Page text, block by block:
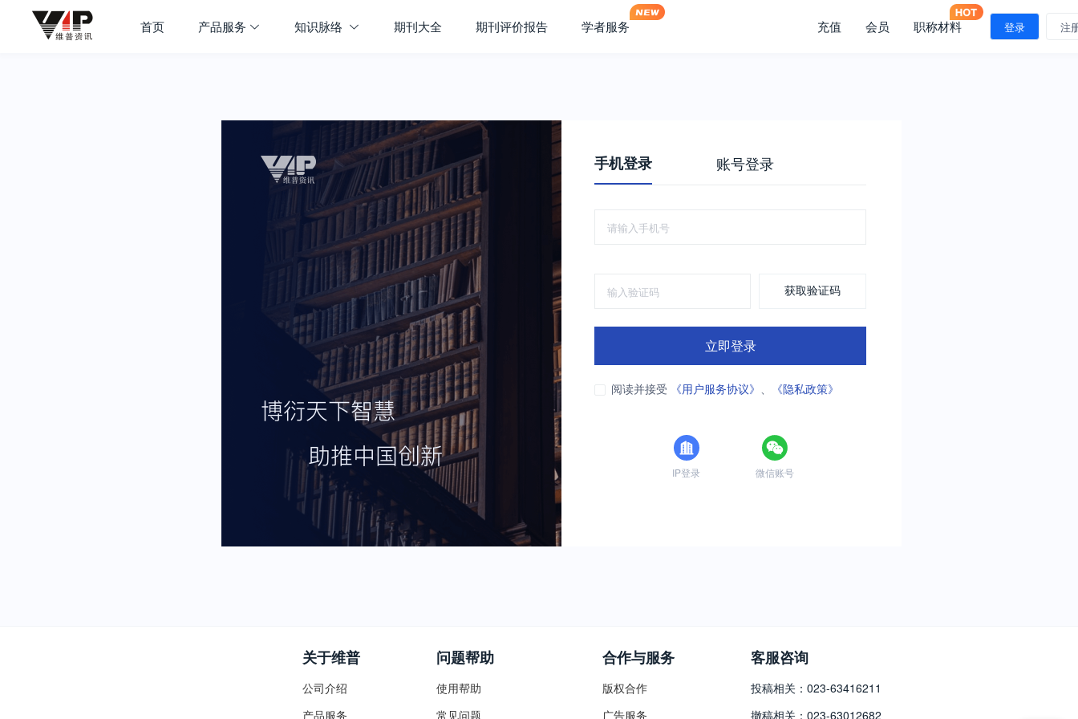
首页 产品服务 知识脉络 期刊大全 期刊评价报告 学者服务 充值 会员 职称材料 登录 注
手机登录 账号登录
获取验证码
立即登录
阅读并接受 《用户服务协议》 、 《隐私政策》
IP登录 微信账号
关于维普
公司介绍
产品服务
问题帮助
使用帮助
常见问题
合作与服务
版权合作
广告服务
客服咨询
投稿相关：023-63416211
撤稿相关：023-63012682